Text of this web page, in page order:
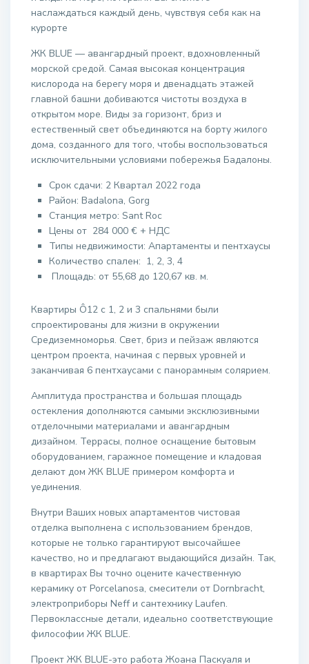
наслаждаться каждый день, чувствуя себя как на
курорте
ЖК BLUE — авангардный проект, вдохновленный
морской средой. Самая высокая концентрация
кислорода на берегу моря и двенадцать этажей
главной башни добиваются чистоты воздуха в
открытом море. Виды за горизонт, бриз и
естественный свет объединяются на борту жилого
дома, созданного для того, чтобы воспользоваться
исключительными условиями побережья Бадалоны.
Срок сдачи: 2 Квартал 2022 года
Район:Badalona, Gorg
Станция метро:Sant Roc
Цены от 284 000 € + НДС
Типы недвижимости: Апартаменты и пентхаусы
Количество спален: 1, 2, 3, 4
Площадь: от 55,68 до 120,67 кв. м.
Квартиры Ô12 с 1, 2 и 3 спальнями были
спроектированы для жизни в окружении
Средиземноморья. Свет, бриз и пейзаж являются
центром проекта, начиная с первых уровней и
заканчивая 6 пентхаусами с панорамным солярием.
Амплитуда пространства и большая площадь
остекления дополняются самыми эксклюзивными
отделочными материалами и авангардным
дизайном. Террасы, полное оснащение бытовым
оборудованием, гаражное помещение и кладовая
делают дом ЖК BLUE примером комфорта и
уединения.
Внутри Ваших новых апартаментов чистовая
отделка выполнена с использованием брендов,
которые не только гарантируют высочайшее
качество, но и предлагают выдающийся дизайн. Так,
в квартирах Вы точно оцените качественную
керамику от Porcelanosa, смесители от Dornbracht,
электроприборы Neff и сантехнику Laufen.
Первоклассные детали, идеально соответствующие
философии ЖК BLUE.
Проект ЖК BLUE-это работа Жоана Паскуаля и